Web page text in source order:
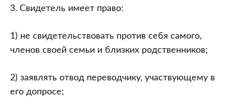
3. Свидетель имеет право:
1) не свидетельствовать против себя самого,
членов своей семьи и близких родственников;
2) заявлять отвод переводчику, участвующему в
его допросе;